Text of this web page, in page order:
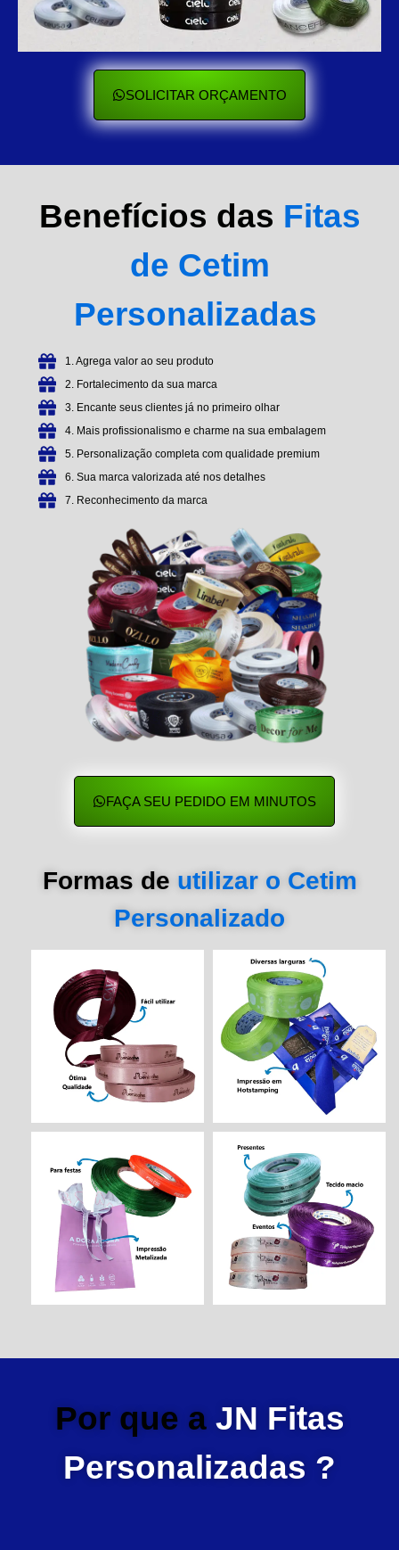
SOLICITAR ORÇAMENTO
Benefícios das Fitas
de Cetim
Personalizadas
1. Agrega valor ao seu produto
2. Fortalecimento da sua marca
3. Encante seus clientes já no primeiro olhar
4. Mais profissionalismo e charme na sua embalagem
5. Personalização completa com qualidade premium
6. Sua marca valorizada até nos detalhes
7. Reconhecimento da marca
FAÇA SEU PEDIDO EM MINUTOS
Formas de utilizar o Cetim
Personalizado
Por que a JN Fitas
Personalizadas ?